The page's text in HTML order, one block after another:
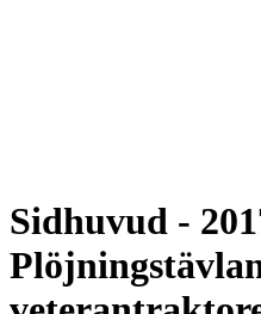
Sidhuvud -